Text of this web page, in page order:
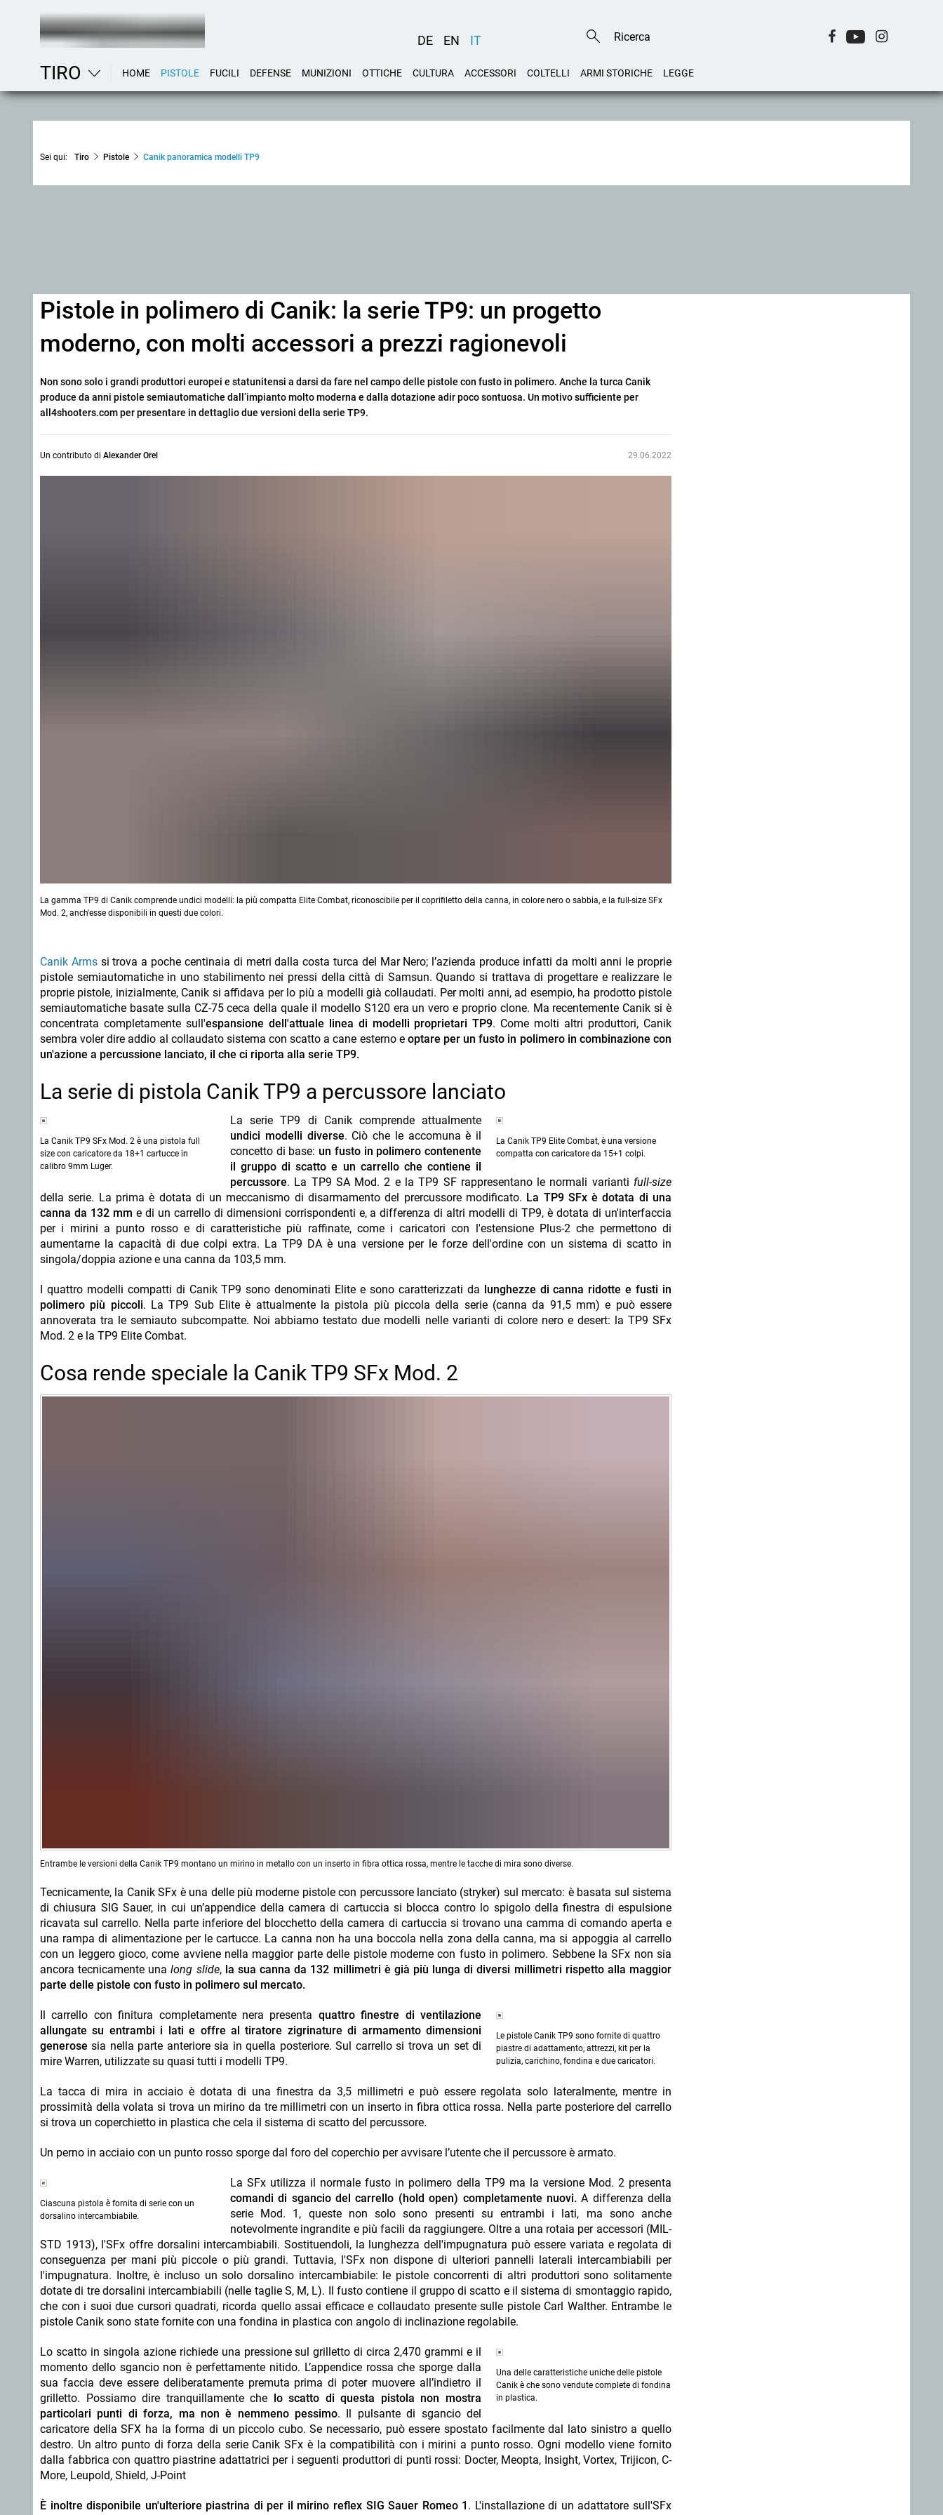
DE EN IT
TIRO HOME PISTOLE FUCILI DEFENSE MUNIZIONI OTTICHE CULTURA ACCESSORI COLTELLI ARMI STORICHE LEGGE
Sei qui: Tiro Pistole Canik panoramica modelli TP9
Pistole in polimero di Canik: la serie TP9: un progetto
moderno, con molti accessori a prezzi ragionevoli
Non sono solo i grandi produttori europei e statunitensi a darsi da fare nel campo delle pistole con fusto in polimero. Anche la turca Canik
produce da anni pistole semiautomatiche dall’impianto molto moderna e dalla dotazione adir poco sontuosa. Un motivo sufficiente per
all4shooters.com per presentare in dettaglio due versioni della serie TP9.
Un contributo di Alexander Orel 29.06.2022
La gamma TP9 di Canik comprende undici modelli: la più compatta Elite Combat, riconoscibile per il coprifiletto della canna, in colore nero o sabbia, e la full-size SFx
Mod. 2, anch'esse disponibili in questi due colori.
Canik Armssi trova a poche centinaia di metri dalla costa turca del Mar Nero; l’azienda produce infatti da molti anni le proprie
pistole semiautomatiche in uno stabilimento nei pressi della città di Samsun. Quando si trattava di progettare e realizzare le
proprie pistole, inizialmente, Canik si affidava per lo più a modelli già collaudati. Per molti anni, ad esempio, ha prodotto pistole
semiautomatiche basate sulla CZ-75 ceca della quale il modello S120 era un vero e proprio clone. Ma recentemente Canik si è
concentrata completamente sull'espansione dell'attuale linea di modelli proprietari TP9. Come molti altri produttori, Canik
sembra voler dire addio al collaudato sistema con scatto a cane esterno e optare per un fusto in polimero in combinazione con
un'azione a percussione lanciato, il che ci riporta alla serie TP9.
La serie di pistola Canik TP9 a percussore lanciato
La Canik TP9 SFx Mod. 2 è una pistola full
size con caricatore da 18+1 cartucce in
calibro 9mm Luger.
La Canik TP9 Elite Combat, è una versione
compatta con caricatore da 15+1 colpi.
La serie TP9 di Canik comprende attualmente
undici modelli diverse. Ciò che le accomuna è il
concetto di base: un fusto in polimero contenente
il gruppo di scatto e un carrello che contiene il
percussore. La TP9 SA Mod. 2 e la TP9 SF rappresentano le normali varianti full-size
della serie. La prima è dotata di un meccanismo di disarmamento del prercussore modificato. La TP9 SFx è dotata di una
canna da 132 mm e di un carrello di dimensioni corrispondenti e, a differenza di altri modelli di TP9, è dotata di un'interfaccia
per i mirini a punto rosso e di caratteristiche più raffinate, come i caricatori con l'estensione Plus-2 che permettono di
aumentarne la capacità di due colpi extra. La TP9 DA è una versione per le forze dell'ordine con un sistema di scatto in
singola/doppia azione e una canna da 103,5 mm.
I quattro modelli compatti di Canik TP9 sono denominati Elite e sono caratterizzati da lunghezze di canna ridotte e fusti in
polimero più piccoli. La TP9 Sub Elite è attualmente la pistola più piccola della serie (canna da 91,5 mm) e può essere
annoverata tra le semiauto subcompatte. Noi abbiamo testato due modelli nelle varianti di colore nero e desert: la TP9 SFx
Mod. 2 e la TP9 Elite Combat.
Cosa rende speciale la Canik TP9 SFx Mod. 2
Entrambe le versioni della Canik TP9 montano un mirino in metallo con un inserto in fibra ottica rossa, mentre le tacche di mira sono diverse.
Tecnicamente, la Canik SFx è una delle più moderne pistole con percussore lanciato (stryker) sul mercato: è basata sul sistema
di chiusura SIG Sauer, in cui un’appendice della camera di cartuccia si blocca contro lo spigolo della finestra di espulsione
ricavata sul carrello. Nella parte inferiore del blocchetto della camera di cartuccia si trovano una camma di comando aperta e
una rampa di alimentazione per le cartucce. La canna non ha una boccola nella zona della canna, ma si appoggia al carrello
con un leggero gioco, come avviene nella maggior parte delle pistole moderne con fusto in polimero. Sebbene la SFx non sia
ancora tecnicamente unalong slide, la sua canna da 132 millimetri è già più lunga di diversi millimetri rispetto alla maggior
parte delle pistole con fusto in polimero sul mercato.
Le pistole Canik TP9 sono fornite di quattro
piastre di adattamento, attrezzi, kit per la
pulizia, carichino, fondina e due caricatori.
Il carrello con finitura completamente nera presenta quattro finestre di ventilazione
allungate su entrambi i lati e offre al tiratore zigrinature di armamento dimensioni
generose sia nella parte anteriore sia in quella posteriore. Sul carrello si trova un set di
mire Warren, utilizzate su quasi tutti i modelli TP9.
La tacca di mira in acciaio è dotata di una finestra da 3,5 millimetri e può essere regolata solo lateralmente, mentre in
prossimità della volata si trova un mirino da tre millimetri con un inserto in fibra ottica rossa. Nella parte posteriore del carrello
si trova un coperchietto in plastica che cela il sistema di scatto del percussore.
Un perno in acciaio con un punto rosso sporge dal foro del coperchio per avvisare l’utente che il percussore è armato.
Ciascuna pistola è fornita di serie con un
dorsalino intercambiabile.
La SFx utilizza il normale fusto in polimero della TP9 ma la versione Mod. 2 presenta
comandi di sgancio del carrello (hold open) completamente nuovi.A differenza della
serie Mod. 1, queste non solo sono presenti su entrambi i lati, ma sono anche
notevolmente ingrandite e più facili da raggiungere. Oltre a una rotaia per accessori (MIL-
STD 1913), l'SFx offre dorsalini intercambiabili. Sostituendoli, la lunghezza dell'impugnatura può essere variata e regolata di
conseguenza per mani più piccole o più grandi. Tuttavia, l'SFx non dispone di ulteriori pannelli laterali intercambiabili per
l'impugnatura. Inoltre, è incluso un solo dorsalino intercambiabile: le pistole concorrenti di altri produttori sono solitamente
dotate di tre dorsalini intercambiabili (nelle taglie S, M, L). Il fusto contiene il gruppo di scatto e il sistema di smontaggio rapido,
che con i suoi due cursori quadrati, ricorda quello assai efficace e collaudato presente sulle pistole Carl Walther. Entrambe le
pistole Canik sono state fornite con una fondina in plastica con angolo di inclinazione regolabile.
Una delle caratteristiche uniche delle pistole
Canik è che sono vendute complete di fondina
in plastica.
Lo scatto in singola azione richiede una pressione sul grilletto di circa 2,470 grammi e il
momento dello sgancio non è perfettamente nitido. L’appendice rossa che sporge dalla
sua faccia deve essere deliberatamente premuta prima di poter muovere all’indietro il
grilletto. Possiamo dire tranquillamente che lo scatto di questa pistola non mostra
particolari punti di forza, ma non è nemmeno pessimo. Il pulsante di sgancio del
caricatore della SFX ha la forma di un piccolo cubo. Se necessario, può essere spostato facilmente dal lato sinistro a quello
destro. Un altro punto di forza della serie Canik SFx è la compatibilità con i mirini a punto rosso. Ogni modello viene fornito
dalla fabbrica con quattro piastrine adattatrici per i seguenti produttori di punti rossi: Docter, Meopta, Insight, Vortex, Trijicon, C-
More, Leupold, Shield, J-Point
È inoltre disponibile un'ulteriore piastrina di per il mirino reflex SIG Sauer Romeo 1 . L'installazione di un adattatore sull'SFx